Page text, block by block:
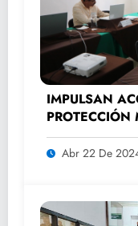
IMPULSAN
Abr 22 De